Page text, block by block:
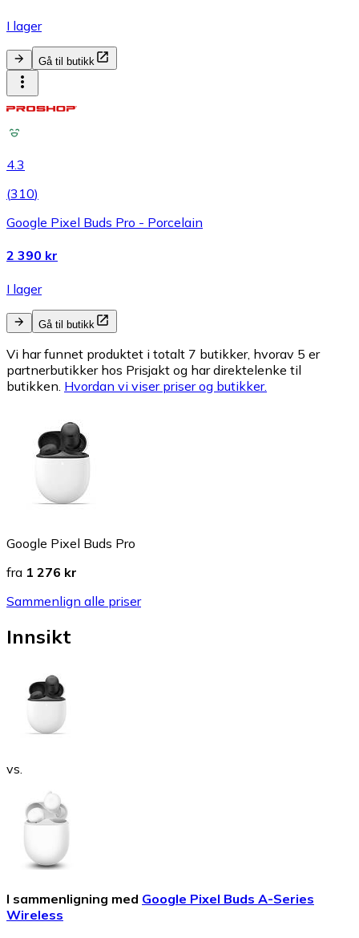
I lager
Gå til butikk
4.3
(310)
Google Pixel Buds Pro - Porcelain
2 390 kr
I lager
Gå til butikk
Vi har funnet produktet i totalt 7 butikker, hvorav 5 er
partnerbutikker hos Prisjakt og har direktelenke til
butikken. Hvordan vi viser priser og butikker.
Google Pixel Buds Pro
fra 1 276 kr
Sammenlign alle priser
Innsikt
vs.
I sammenligning med Google Pixel Buds A-Series
Wireless